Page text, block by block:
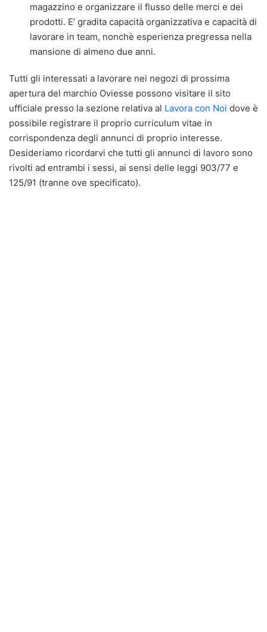
magazzino e organizzare il flusso delle merci e dei
prodotti. E’ gradita capacità organizzativa e capacità di
lavorare in team, nonchè esperienza pregressa nella
mansione di almeno due anni.
Tutti gli interessati a lavorare nei negozi di prossima
apertura del marchio Oviesse possono visitare il sito
ufficiale presso la sezione relativa al Lavora con Noi dove è
possibile registrare il proprio curriculum vitae in
corrispondenza degli annunci di proprio interesse.
Desideriamo ricordarvi che tutti gli annunci di lavoro sono
rivolti ad entrambi i sessi, ai sensi delle leggi 903/77 e
125/91 (tranne ove specificato).